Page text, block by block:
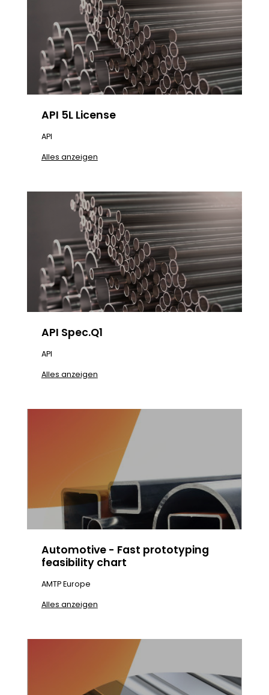
API 5L License
API
Alles anzeigen
API Spec.Q1
API
Alles anzeigen
Automotive - Fast prototyping
feasibility chart
AMTP Europe
Alles anzeigen